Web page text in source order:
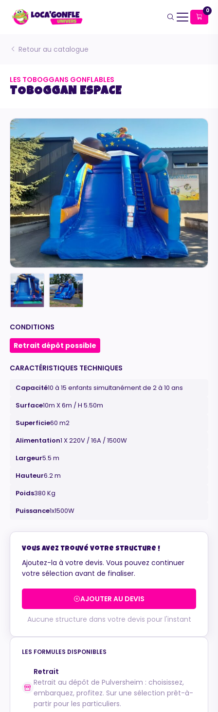
0
Retour au catalogue
LES TOBOGGANS GONFLABLES
TOBOGGAN ESPACE
CONDITIONS
Retrait dépôt possible
CARACTÉRISTIQUES TECHNIQUES
Capacité10 à 15 enfants simultanément de 2 à 10 ans
Surface10m X 6m / H 5.50m
Superficie60 m2
Alimentation1 X 220V / 16A / 1500W
Largeur5.5 m
Hauteur6.2 m
Poids380 Kg
Puissance1x1500W
Vous avez trouvé votre structure !
Ajoutez-la à votre devis. Vous pouvez continuer
votre sélection avant de finaliser.
AJOUTER AU DEVIS
Aucune structure dans votre devis pour l'instant
LES FORMULES DISPONIBLES
Retrait
Retrait au dépôt de Pulversheim : choisissez,
embarquez, profitez. Sur une sélection prêt-à-
partir pour les particuliers.
Configurateur IA · En ligne